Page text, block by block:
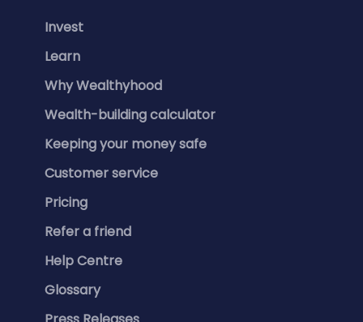
Invest
Learn
Why Wealthyhood
Wealth-building calculator
Keeping your money safe
Customer service
Pricing
Refer a friend
Help Centre
Glossary